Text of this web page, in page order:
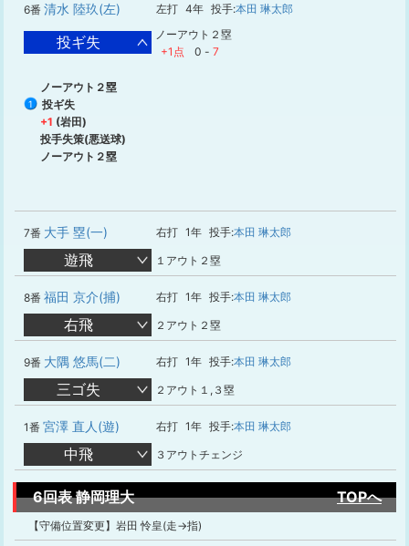
6番 清水 陸玖(左) 左打 4年 投手:本田 琳太郎
投ギ失
ノーアウト２塁
+1点
0 - 7
ノーアウト２塁
1
投ギ失
+1 (岩田)
投手失策(悪送球)
ノーアウト２塁
7番 大手 塁(一) 右打 1年 投手:本田 琳太郎
遊飛 １アウト２塁
8番 福田 京介(捕) 右打 1年 投手:本田 琳太郎
右飛 ２アウト２塁
9番 大隅 悠馬(二) 右打 1年 投手:本田 琳太郎
三ゴ失 ２アウト１,３塁
1番 宮澤 直人(遊) 右打 1年 投手:本田 琳太郎
中飛 ３アウトチェンジ
6回表 静岡理大 TOPへ
【守備位置変更】岩田 怜皇(走→指)